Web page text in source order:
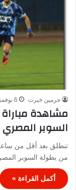
جرمين خيرت 6 نوفمبر، 2025
مشاهدة
السوبر المصري 2025
تنطلق بعد أقل من
من بطولة السوبر المصري 2025 هي تعد
أكمل القراءة »